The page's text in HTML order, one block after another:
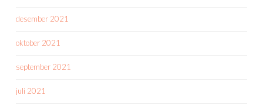
desember 2021
oktober 2021
september 2021
juli 2021